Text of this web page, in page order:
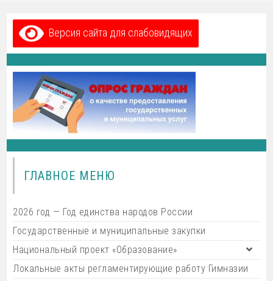
Версия сайта для слабовидящих
ГЛАВНОЕ МЕНЮ
2026 год — Год единства народов России
Государственные и муниципальные закупки
Национальный проект «Образование»
Локальные акты регламентирующие работу Гимназии